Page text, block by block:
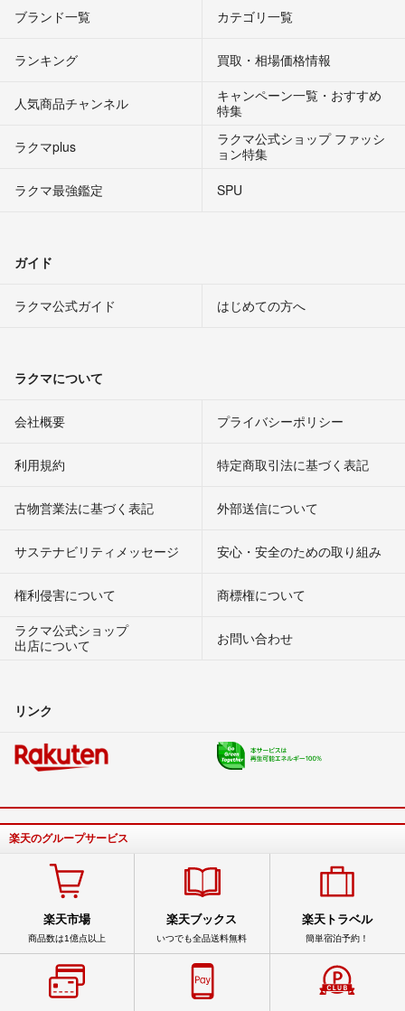
ブランド一覧 カテゴリ一覧
ランキング 買取・相場価格情報
人気商品チャンネル
キャンペーン一覧・おすすめ
特集
ラクマplus
ラクマ公式ショップ ファッシ
ョン特集
ラクマ最強鑑定
SPU
ガイド
ラクマ公式ガイド はじめての方へ
ラクマについて
会社概要 プライバシーポリシー
利用規約 特定商取引法に基づく表記
古物営業法に基づく表記 外部送信について
サステナビリティメッセージ 安心・安全のための取り組み
権利侵害について
商標権について
ラクマ公式ショップ
出店について
お問い合わせ
リンク
楽天のグループサービス
楽天市場
商品数は1億点以上
楽天ブックス
いつでも全品送料無料
楽天トラベル
簡単宿泊予約！